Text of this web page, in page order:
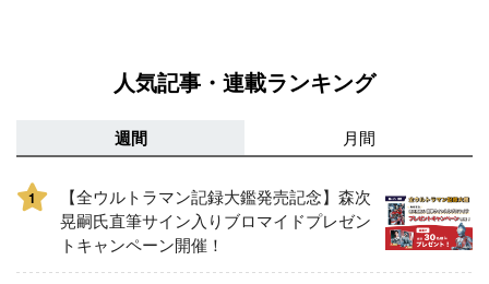
人気記事・連載ランキング
週間 月間
1
【全ウルトラマン記録大鑑発売記念】森次
晃嗣氏直筆サイン入りブロマイドプレゼン
トキャンペーン開催！